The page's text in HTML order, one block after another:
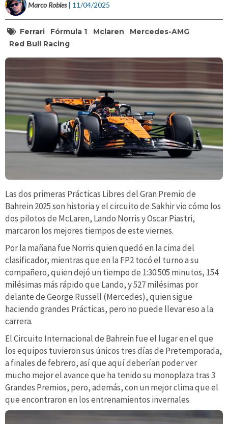
Marco Robles | 11/04/2025
Ferrari Fórmula 1 Mclaren
Mercedes-AMG
Red Bull Racing
Las dos primeras Prácticas Libres del Gran Premio de
Bahrein 2025 son historia y el circuito de Sakhir vio cómo los
dos pilotos de McLaren, Lando Norris y Oscar Piastri,
marcaron los mejores tiempos de este viernes.
Por la mañana fue Norris quien quedó en la cima del
clasificador, mientras que en la FP2 tocó el turno a su
compañero, quien dejó un tiempo de 1:30.505 minutos, 154
milésimas más rápido que Lando, y 527 milésimas por
delante de George Russell (Mercedes), quien sigue
haciendo grandes Prácticas, pero no puede llevar eso a la
carrera.
El Circuito Internacional de Bahrein fue el lugar en el que
los equipos tuvieron sus únicos tres días de Pretemporada,
a finales de febrero, así que aquí deberían poder ver
mucho mejor el avance que ha tenido su monoplaza tras 3
Grandes Premios, pero, además, con un mejor clima que el
que encontraron en los entrenamientos invernales.